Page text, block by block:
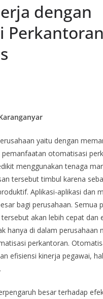
dengan
yaitu dengan
otomatisasi
menggunakan tenaga
tersebut timbul karena
Aplikasi-aplikasi dan
bagi perusahaan. Semua
akan lebih cepat dan
hanya di dalam perusahaan
perkantoran.
efisiensi kinerja pegawai,
besar terhadap